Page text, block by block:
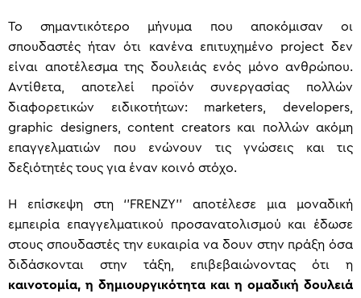
Το σημαντικότερο μήνυμα που αποκόμισαν οι
σπουδαστές ήταν ότι κανένα επιτυχημένο project δεν
είναι αποτέλεσμα της δουλειάς ενός μόνο ανθρώπου.
Αντίθετα, αποτελεί προϊόν συνεργασίας πολλών
διαφορετικών ειδικοτήτων: marketers, developers,
graphic designers, content creators και πολλών ακόμη
επαγγελματιών που ενώνουν τις γνώσεις και τις
δεξιότητές τους για έναν κοινό στόχο.
Η επίσκεψη στη ‘’FRENZY’’ αποτέλεσε μια μοναδική
εμπειρία επαγγελματικού προσανατολισμού και έδωσε
στους σπουδαστές την ευκαιρία να δουν στην πράξη όσα
διδάσκονται στην τάξη, επιβεβαιώνοντας ότι η
καινοτομία, η δημιουργικότητα και η ομαδική δουλειά